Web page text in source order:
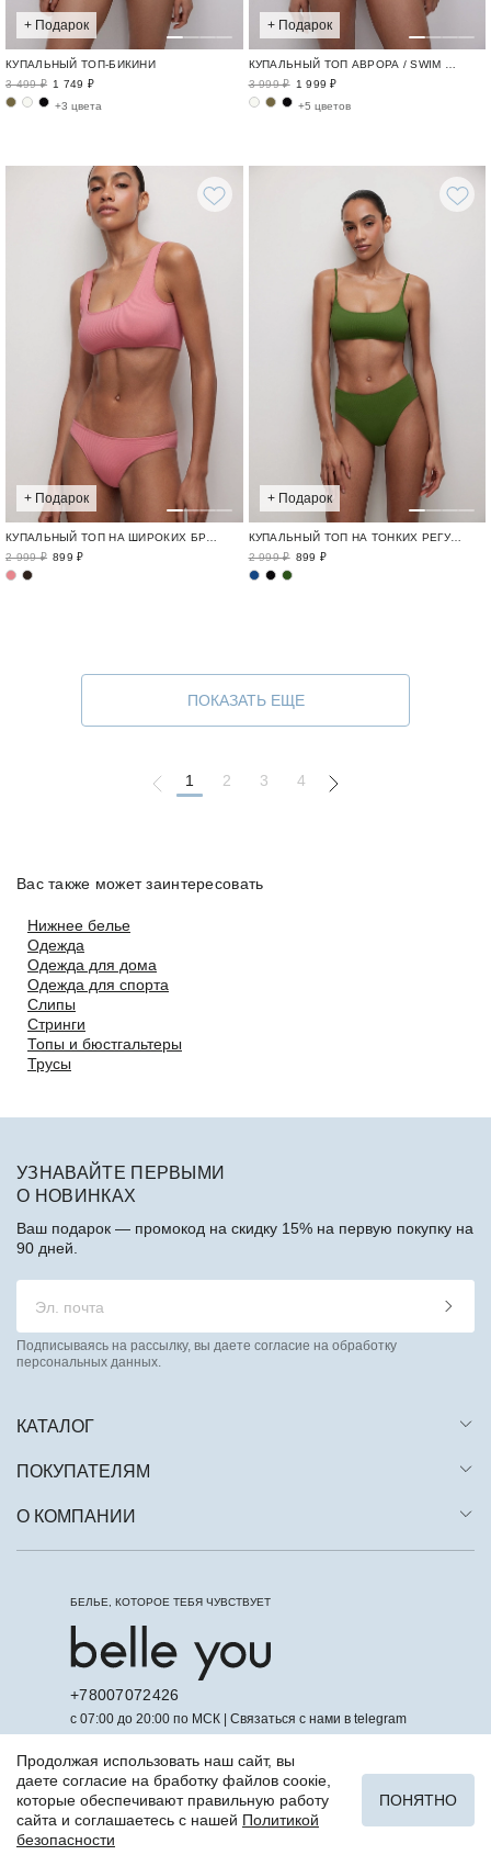
+ Подарок
КУПАЛЬНЫЙ ТОП-БИКИНИ
3 499 ₽ 1 749 ₽
+3 цвета
+ Подарок
КУПАЛЬНЫЙ ТОП АВРОРА / SWIM BASE
3 999 ₽ 1 999 ₽
+5 цветов
+ Подарок
КУПАЛЬНЫЙ ТОП НА ШИРОКИХ БРЕТЕЛЯХ
2 999 ₽ 899 ₽
+ Подарок
КУПАЛЬНЫЙ ТОП НА ТОНКИХ РЕГУЛИРУЕМЫХ БРЕТЕЛЯХ
2 999 ₽ 899 ₽
ПОКАЗАТЬ ЕЩЕ
1 2 3 4
Вас также может заинтересовать
Нижнее белье
Одежда
Одежда для дома
Одежда для спорта
Слипы
Стринги
Топы и бюстгальтеры
Трусы
КАТАЛОГ
ПОКУПАТЕЛЯМ
О КОМПАНИИ
УЗНАВАЙТЕ ПЕРВЫМИ
О НОВИНКАХ
Ваш подарок — промокод на скидку 15% на первую покупку на
90 дней.
Подписываясь на рассылку, вы даете согласие на обработку
персональных данных.
БЕЛЬЕ, КОТОРОЕ ТЕБЯ ЧУВСТВУЕТ
+78007072426
с 07:00 до 20:00 по МСК | Связаться с нами в telegram
Продолжая использовать наш сайт, вы
даете согласие на бработку файлов соокіе,
которые обеспечивают правильную работу
сайта и соглашаетесь с нашей Политикой
безопасности
ПОНЯТНО